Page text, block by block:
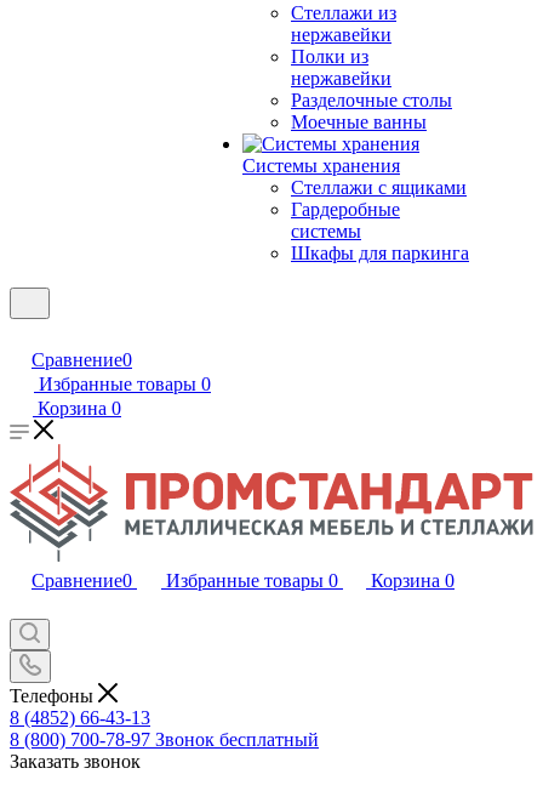
Стеллажи из
нержавейки
Полки из
нержавейки
Разделочные столы
Моечные ванны
Системы хранения
Стеллажи с ящиками
Гардеробные
системы
Шкафы для паркинга
Сравнение0
Избранные товары 0
Корзина 0
Сравнение0 Избранные товары 0 Корзина 0
Телефоны
8 (4852) 66-43-13
8 (800) 700-78-97 Звонок бесплатный
Заказать звонок